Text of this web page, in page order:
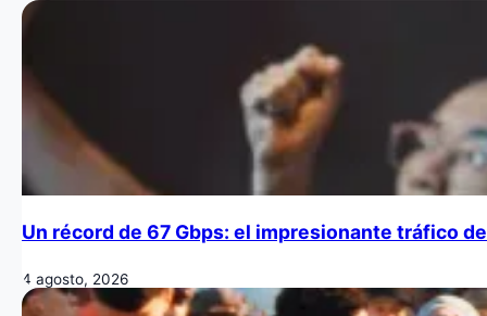
Un récord de 67 Gbps: el impresionante tráfico
4 agosto, 2026